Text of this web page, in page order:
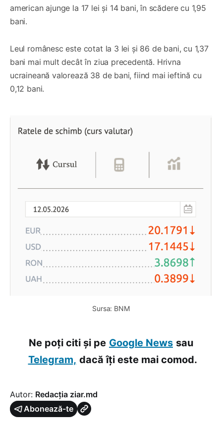
american ajunge la 17 lei și 14 bani, în scădere cu 1,95
bani.
Leul românesc este cotat la 3 lei și 86 de bani, cu 1,37
bani mai mult decât în ziua precedentă. Hrivna
ucraineană valorează 38 de bani, fiind mai ieftină cu
0,12 bani.
Sursa: BNM
Ne poți citi și pe Google News sau
Telegram, dacă îți este mai comod.
Autor: Redacția ziar.md
Abonează-te